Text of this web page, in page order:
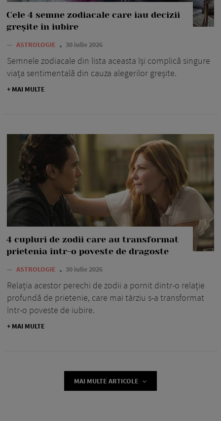
Cele 4 semne zodiacale care iau decizii
greșite în iubire
— ASTROLOGIE 30 iulie 2026
Semnele zodiacale din lista aceasta își complică singure
viața sentimentală din cauza alegerilor greșite.
+ MAI MULTE
4 cupluri de zodii care au transformat
prietenia într-o poveste de dragoste
— ASTROLOGIE 30 iulie 2026
Relația acestor perechi de zodii a pornit dintr-o relație
profundă de prietenie, care mai târziu s-a transformat
într-o poveste de iubire.
+ MAI MULTE
MAI MULTE ARTICOLE